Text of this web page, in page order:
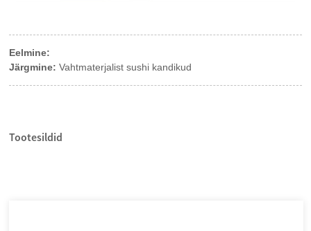
Eelmine:
Järgmine: Vahtmaterjalist sushi kandikud
Tootesildid